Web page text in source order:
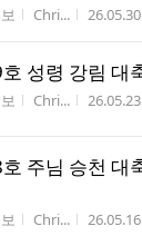
작성자
Chri... 작성시간
26.05.30
성령 강림 대
작성자
Chri... 작성시간
26.05.23
주님 승천 대
작성자
Chri... 작성시간
26.05.16